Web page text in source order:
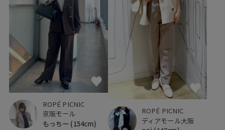
ROPÉ PICNIC
京阪モール
もっちー (154cm)
ROPÉ PICNIC
ディアモール大阪